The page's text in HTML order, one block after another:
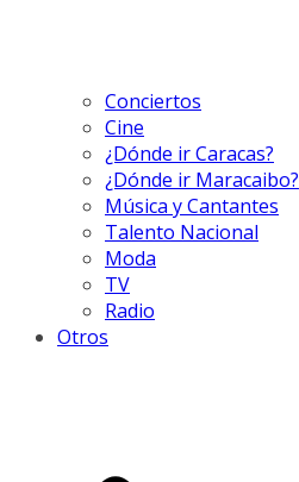
Conciertos
Cine
¿Dónde ir Caracas?
¿Dónde ir Maracaibo?
Música y Cantantes
Talento Nacional
Moda
TV
Radio
Otros